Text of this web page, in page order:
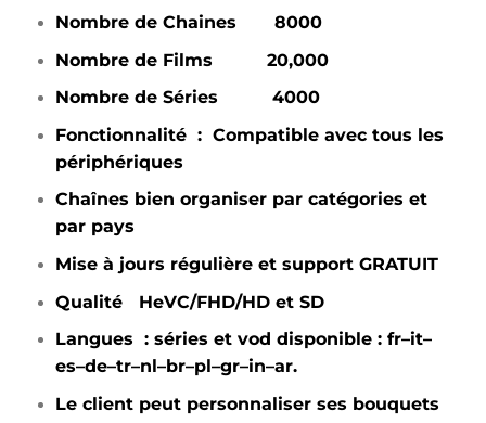
Nombre de Chaines 8000
Nombre de Films 20,000
Nombre de Séries 4000
Fonctionnalité : Compatible avec tous les
périphériques
Chaînes bien organiser par catégories et
par pays
Mise à jours régulière et support GRATUIT
Qualité HeVC/FHD/HD et SD
Langues : séries et vod disponible : fr–it–
es–de–tr–nl–br–pl–gr–in–ar.
Le client peut personnaliser ses bouquets